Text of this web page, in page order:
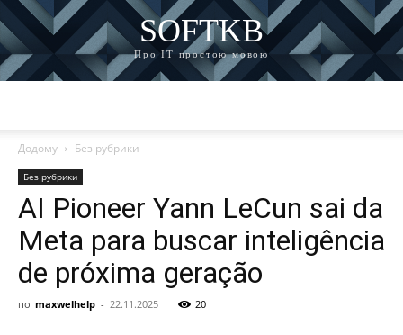
SOFTKB
Про ІТ простою мовою
Додому Без рубрики
Без рубрики
AI Pioneer Yann LeCun sai da
Meta para buscar inteligência
de próxima geração
по maxwelhelp - 22.11.2025 20